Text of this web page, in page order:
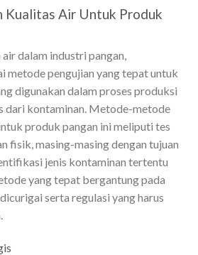
Kualitas Air Untuk Produk
dalam industri pangan,
metode pengujian yang tepat untuk
digunakan dalam proses produksi
dari kontaminan. Metode-metode
produk pangan ini meliputi tes
fisik, masing-masing dengan tujuan
jenis kontaminan tertentu
yang tepat bergantung pada
serta regulasi yang harus